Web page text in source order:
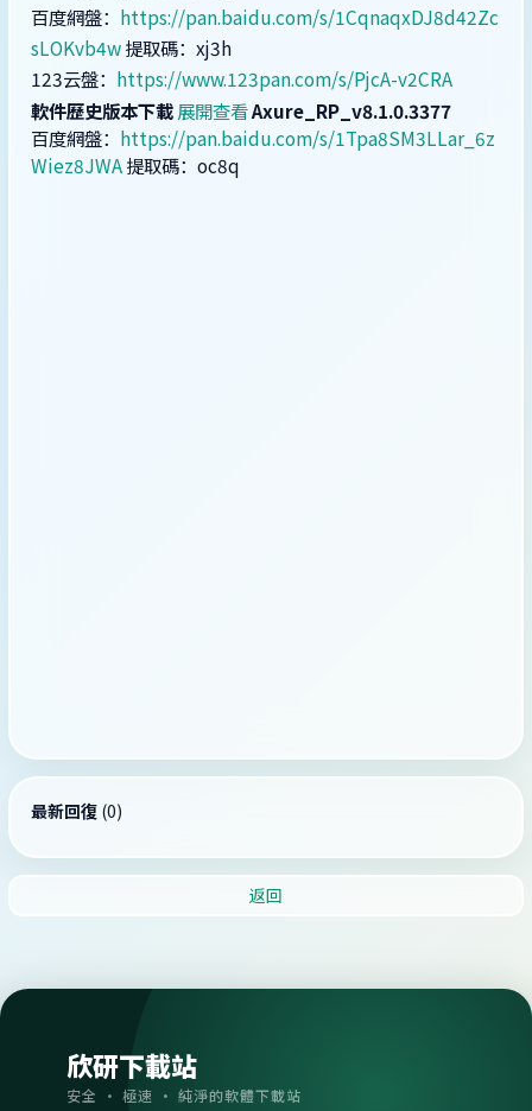
百度網盤： https://pan.baidu.com/s/1CqnaqxDJ8d42Zc
sLOKvb4w提取碼：xj3h
123云盤： https://www.123pan.com/s/PjcA-v2CRA
軟件歷史版本下載展開查看Axure_RP_v8.1.0.3377
百度網盤： https://pan.baidu.com/s/1Tpa8SM3LLar_6z
Wiez8JWA提取碼：oc8q
最新回復 (0)
返回
欣研下載站
安全 · 極速 · 純淨的軟體下載站